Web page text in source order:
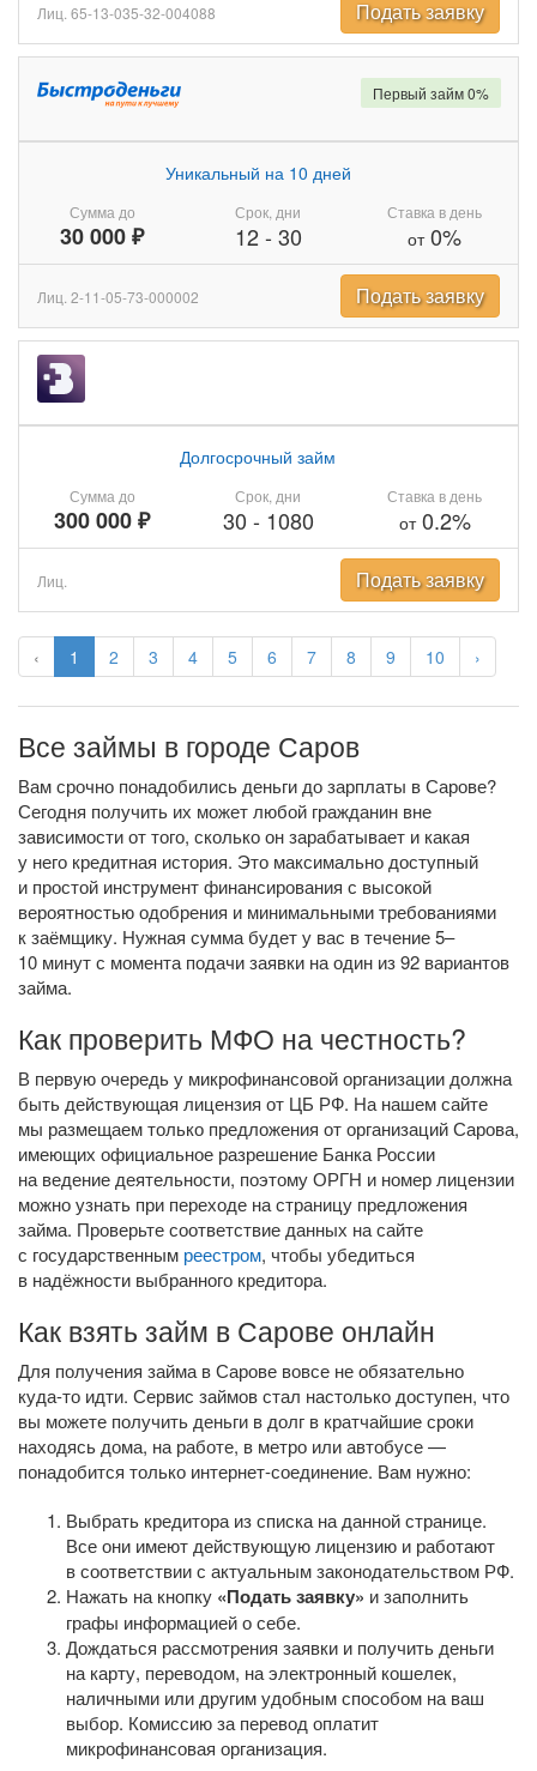
‹ 1 2 3 4 5 6 7 8 9 10 ›
Лиц. 65-13-035-32-004088 Подать заявку
Сумма до
30 000 ₽
Уникальный на 10 дней
Срок, дни
12- 30
Ставка в день
от0%
Первый займ 0%
Лиц. 2-11-05-73-000002 Подать заявку
Сумма до
300 000 ₽
Долгосрочный займ
Срок, дни
30 - 1080
Ставка в день
от0.2%
Лиц. Подать заявку
Все займы в городе Саров
Вам срочно понадобились деньги до зарплаты в Сарове?
Сегодня получить их может любой гражданин вне
зависимости от того, сколько он зарабатывает и какая
у него кредитная история. Это максимально доступный
и простой инструмент финансирования с высокой
вероятностью одобрения и минимальными требованиями
к заёмщику. Нужная сумма будет у вас в течение 5–
10 минут с момента подачи заявки на один из 92 вариантов
займа.
Как проверить МФО на честность?
В первую очередь у микрофинансовой организации должна
быть действующая лицензия от ЦБ РФ. На нашем сайте
мы размещаем только предложения от организаций Сарова,
имеющих официальное разрешение Банка России
на ведение деятельности, поэтому ОРГН и номер лицензии
можно узнать при переходе на страницу предложения
займа. Проверьте соответствие данных на сайте
с государственным реестром, чтобы убедиться
в надёжности выбранного кредитора.
Как взять займ в Сарове онлайн
Для получения займа в Сарове вовсе не обязательно
куда-то идти. Сервис займов стал настолько доступен, что
вы можете получить деньги в долг в кратчайшие сроки
находясь дома, на работе, в метро или автобусе —
понадобится только интернет-соединение. Вам нужно:
Выбрать кредитора из списка на данной странице.
Все они имеют действующую лицензию и работают
в соответствии с актуальным законодательством РФ.
Нажать на кнопку «Подать заявку» и заполнить
графы информацией о себе.
Дождаться рассмотрения заявки и получить деньги
на карту, переводом, на электронный кошелек,
наличными или другим удобным способом на ваш
выбор. Комиссию за перевод оплатит
микрофинансовая организация.